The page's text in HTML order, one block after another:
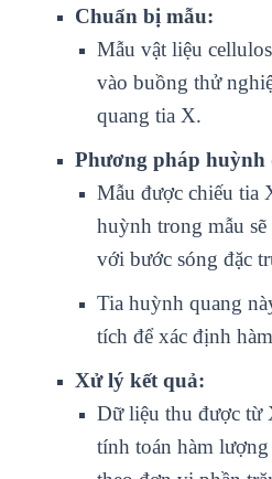
Chuẩn bị mẫu:
Mẫu vật liệu
vào buồng thử
quang tia X.
Phương pháp
Mẫu được chiếu tia
huỳnh trong mẫu
với bước sóng đặc
Tia huỳnh quang
tích để xác định
Xử lý kết quả:
Dữ liệu thu được từ
tính toán hàm